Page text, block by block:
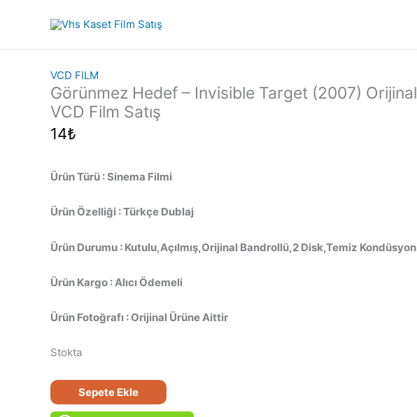
VCD FILM
Görünmez Hedef – Invisible Target (2007) Orijinal
VCD Film Satış
14₺
Ürün Türü : Sinema Filmi
Ürün Özelliği : Türkçe Dublaj
Ürün Durumu : Kutulu,Açılmış,Orijinal Bandrollü,2 Disk,Temiz Kondüsyon
Ürün Kargo : Alıcı Ödemeli
Ürün Fotoğrafı : Orijinal Ürüne Aittir
Stokta
Görünmez
Hedef
Sepete Ekle